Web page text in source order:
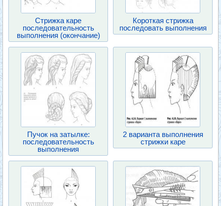
Стрижка каре
последовательность
выполнения (окончание)
Короткая стрижка
последовать выполнения
Пучок на затылке:
последовательность
выполнения
2 варианта выполнения
стрижки каре